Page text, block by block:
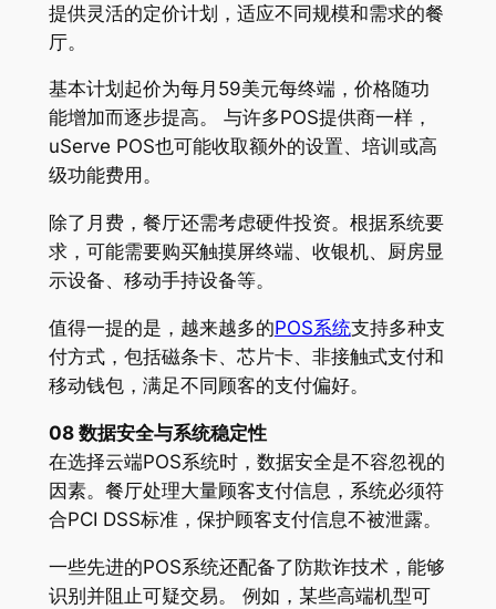
提供灵活的定价计划，适应不同规模和需求的餐
厅。
基本计划起价为每月59美元每终端，价格随功
能增加而逐步提高。 与许多POS提供商一样，
uServe POS也可能收取额外的设置、培训或高
级功能费用。
除了月费，餐厅还需考虑硬件投资。根据系统要
求，可能需要购买触摸屏终端、收银机、厨房显
示设备、移动手持设备等。
值得一提的是，越来越多的POS系统支持多种支
付方式，包括磁条卡、芯片卡、非接触式支付和
移动钱包，满足不同顾客的支付偏好。
08 数据安全与系统稳定性
在选择云端POS系统时，数据安全是不容忽视的
因素。餐厅处理大量顾客支付信息，系统必须符
合PCI DSS标准，保护顾客支付信息不被泄露。
一些先进的POS系统还配备了防欺诈技术，能够
识别并阻止可疑交易。 例如，某些高端机型可